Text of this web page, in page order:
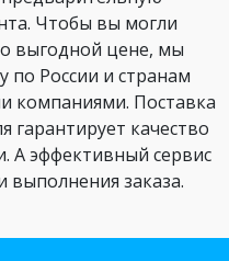
Чтобы вы могли
выгодной цене, мы
по России и странам
компаниями. Поставка
гарантирует качество
А эффективный сервис
выполнения заказа.